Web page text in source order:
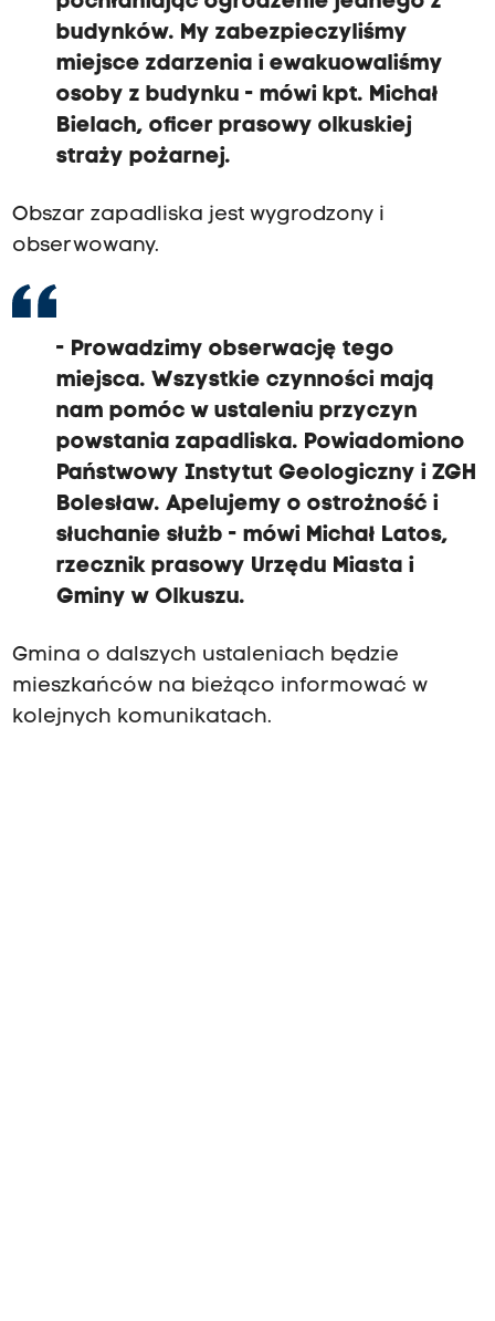
budynków. My zabezpieczyliśmy
miejsce zdarzenia i ewakuowaliśmy
osoby z budynku - mówi kpt. Michał
Bielach, oficer prasowy olkuskiej
straży pożarnej.
Obszar zapadliska jest wygrodzony i
obserwowany.
- Prowadzimy obserwację tego
miejsca. Wszystkie czynności mają
nam pomóc w ustaleniu przyczyn
powstania zapadliska. Powiadomiono
Państwowy Instytut Geologiczny i ZGH
Bolesław. Apelujemy o ostrożność i
słuchanie służb - mówi Michał Latos,
rzecznik prasowy Urzędu Miasta i
Gminy w Olkuszu.
Gmina o dalszych ustaleniach będzie
mieszkańców na bieżąco informować w
kolejnych komunikatach.